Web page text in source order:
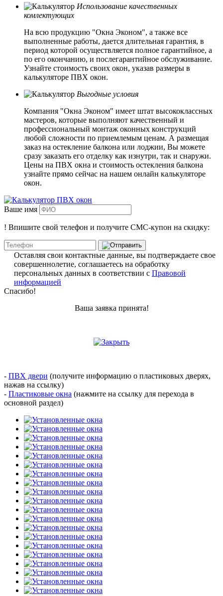
Использование качественных
комлектующих
На всю продукцию "Окна Эконом", а также все
выполненные работы, дается длительная гарантия, в
период которой осуществляется полное гарантийное, а
по его окончанию, и послегарантийное обслуживание.
Узнайте стоимость своих окон, указав размеры в
калькуляторе ПВХ окон.
Выгодные условия
Компания "Окна Эконом" имеет штат высококлассных
мастеров, которые выполняют качественный и
профессиональный монтаж оконных конструкций
любой сложности по приемлемым ценам. А размещая
заказ на остекление балкона или лоджии, Вы можете
сразу заказать его отделку как изнутри, так и снаружи.
Цены на ПВХ окна и стоимость остекления балкона
узнайте прямо сейчас на нашем онлайн калькуляторе
окон.
Ваше имя
! Впишите свой телефон и получите СМС-купон на скидку:
Оставляя свои контактные данные, вы подтверждаете свое
совершеннолетие, соглашаетесь на обработку
персональных данных в соответствии с Правовой
информацией
Спасибо!
Ваша заявка принята!
- ПВХ двери (получите информацию о пластиковых дверях,
нажав на ссылку)
- Пластиковые окна (нажмите на ссылку для перехода в
основной раздел)